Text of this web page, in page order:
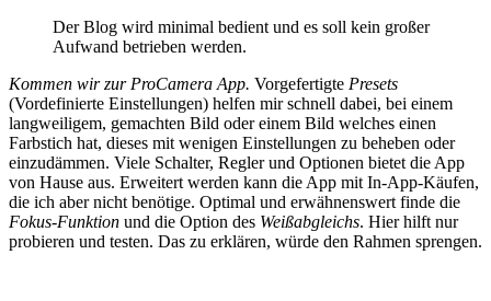
Der Blog wird minimal bedient und es soll kein großer
Aufwand betrieben werden.
Kommen wir zur ProCamera App. Vorgefertigte Presets
(Vordefinierte Einstellungen) helfen mir schnell dabei, bei einem
langweiligem, gemachten Bild oder einem Bild welches einen
Farbstich hat, dieses mit wenigen Einstellungen zu beheben oder
einzudämmen. Viele Schalter, Regler und Optionen bietet die App
von Hause aus. Erweitert werden kann die App mit In-App-Käufen,
die ich aber nicht benötige. Optimal und erwähnenswert finde die
Fokus-Funktion und die Option des Weißabgleichs. Hier hilft nur
probieren und testen. Das zu erklären, würde den Rahmen sprengen.